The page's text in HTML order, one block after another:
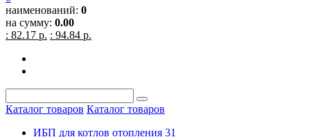
наименований: 0
на сумму: 0.00
: 82.17 р. : 94.84 р.
Каталог товаров Каталог товаров
ИБП для котлов отопления 31